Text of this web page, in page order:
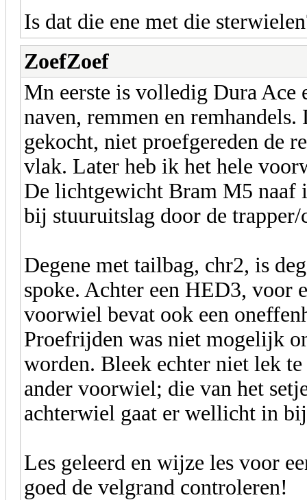
Is dat die ene met die
ZoefZoef
Mn eerste is volledig Dura
naven, remmen en
gekocht, niet proefgereden de
vlak. Later heb ik het hele
De lichtgewicht Bram M5 naaf
bij stuuruitslag door de trapper/
Degene met tailbag, chr2, is
spoke. Achter een HED3, voor
voorwiel bevat ook een
Proefrijden was niet mogelijk
worden. Bleek echter niet lek
ander voorwiel; die van het
achterwiel gaat er wellicht in
Les geleerd en wijze les voor
goed de velgrand controleren!